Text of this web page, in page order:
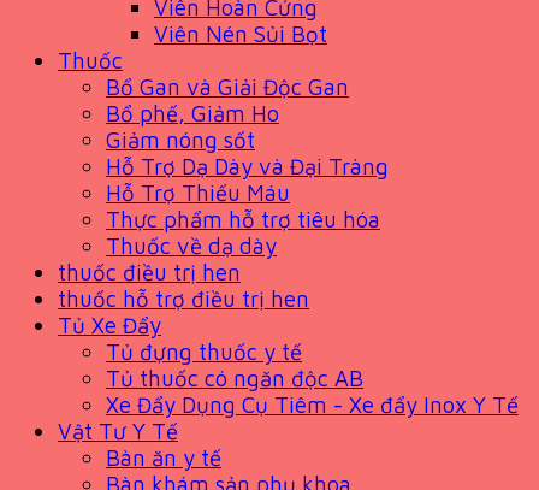
Viên Hoàn Cứng
Viên Nén Sủi Bọt
Thuốc
Bổ Gan và Giải Độc Gan
Bổ phế, Giảm Ho
Giảm nóng sốt
Hỗ Trợ Dạ Dày và Đại Tràng
Hỗ Trợ Thiếu Máu
Thực phẩm hỗ trợ tiêu hóa
Thuốc về dạ dày
thuốc điều trị hen
thuốc hỗ trợ điều trị hen
Tủ Xe Đẩy
Tủ đựng thuốc y tế
Tủ thuốc có ngăn độc AB
Xe Đẩy Dụng Cụ Tiêm - Xe đẩy Inox Y Tế
Vật Tư Y Tế
Bàn ăn y tế
Bàn khám sản phụ khoa